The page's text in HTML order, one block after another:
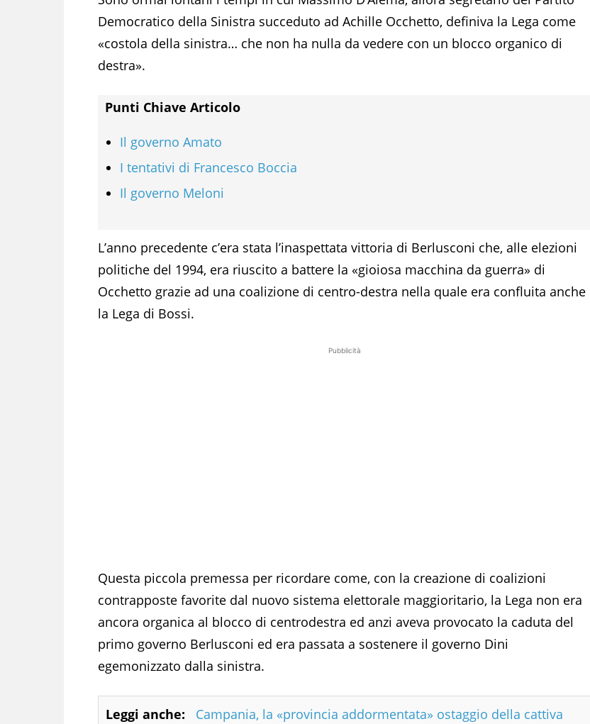
Democratico della Sinistra succeduto ad Achille Occhetto, definiva la Lega come
«costola della sinistra… che non ha nulla da vedere con un blocco organico di
destra».
Punti Chiave Articolo
Il governo Amato
I tentativi di Francesco Boccia
Il governo Meloni
L’anno precedente c’era stata l’inaspettata vittoria di Berlusconi che, alle elezioni
politiche del 1994, era riuscito a battere la «gioiosa macchina da guerra» di
Occhetto grazie ad una coalizione di centro-destra nella quale era confluita anche
la Lega di Bossi.
Pubblicità
Questa piccola premessa per ricordare come, con la creazione di coalizioni
contrapposte favorite dal nuovo sistema elettorale maggioritario, la Lega non era
ancora organica al blocco di centrodestra ed anzi aveva provocato la caduta del
primo governo Berlusconi ed era passata a sostenere il governo Dini
egemonizzato dalla sinistra.
Leggi anche:
Campania, la «provincia addormentata» ostaggio della cattiva